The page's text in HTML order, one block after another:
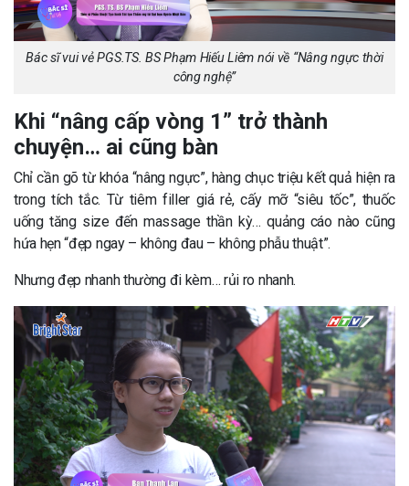
Bác sĩ vui vẻ PGS.TS. BS Phạm Hiếu Liêm nói về “Nâng ngực thời
công nghệ”
Khi “nâng cấp vòng 1” trở thành
chuyện… ai cũng bàn
Chỉ cần gõ từ khóa “nâng ngực”, hàng chục triệu kết quả hiện ra
trong tích tắc. Từ tiêm filler giá rẻ, cấy mỡ “siêu tốc”, thuốc
uống tăng size đến massage thần kỳ… quảng cáo nào cũng
hứa hẹn “đẹp ngay – không đau – không phẫu thuật”.
Nhưng đẹp nhanh thường đi kèm… rủi ro nhanh.